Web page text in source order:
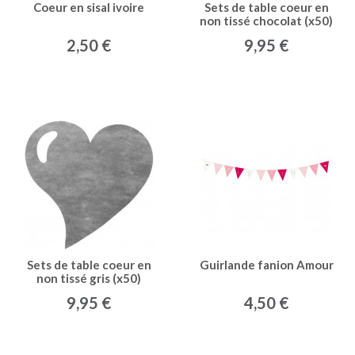
Coeur en sisal ivoire
2,50 €
Sets de table coeur en
non tissé chocolat (x50)
9,95 €
Sets de table coeur en
non tissé gris (x50)
9,95 €
Guirlande fanion Amour
4,50 €